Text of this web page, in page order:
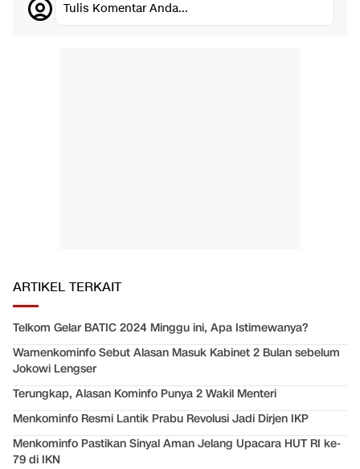
Tulis Komentar Anda...
ARTIKEL TERKAIT
Telkom Gelar BATIC 2024 Minggu ini, Apa Istimewanya?
Wamenkominfo Sebut Alasan Masuk Kabinet 2 Bulan sebelum
Jokowi Lengser
Terungkap, Alasan Kominfo Punya 2 Wakil Menteri
Menkominfo Resmi Lantik Prabu Revolusi Jadi Dirjen IKP
Menkominfo Pastikan Sinyal Aman Jelang Upacara HUT RI ke-
79 di IKN